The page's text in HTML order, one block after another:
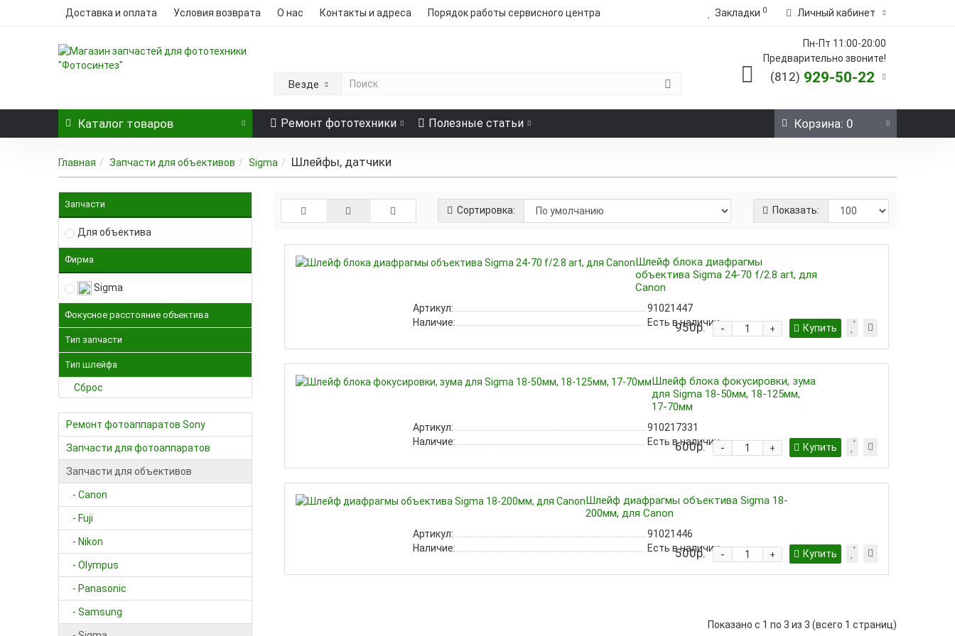
Доставка и оплата Условия возврата О нас Контакты и адреса Порядок работы сервисного центра Закладки 0 Личный кабинет
Везде
Пн-Пт 11:00-20:00
Предварительно звоните!
(812) 929-50-22
Каталог товаров Ремонт фототехники Полезные статьи Корзина: 0
Главная Запчасти для объективов Sigma Шлейфы, датчики
Запчасти
Для объектива
Фирма
Sigma
Фокусное расстояние объектива
Тип запчасти
Тип шлейфа
Сброс
Ремонт фотоаппаратов Sony
Запчасти для фотоаппаратов
Запчасти для объективов
- Canon
- Fuji
- Nikon
- Olympus
- Panasonic
- Samsung
Сортировка: Показать:
Шлейф блока диафрагмы
объектива Sigma 24-70 f/2.8 art, для
Canon
Артикул:
91021447
Наличие:
Есть в наличии
950р. +
- Купить
Шлейф блока фокусировки, зума
для Sigma 18-50мм, 18-125мм,
17-70мм
Артикул:
910217331
Наличие:
Есть в наличии
600р. +
- Купить
Шлейф диафрагмы объектива Sigma 18-
200мм, для Canon
Артикул:
91021446
Наличие:
Есть в наличии
500р. +
- Купить
Показано с 1 по 3 из 3 (всего 1 страниц)